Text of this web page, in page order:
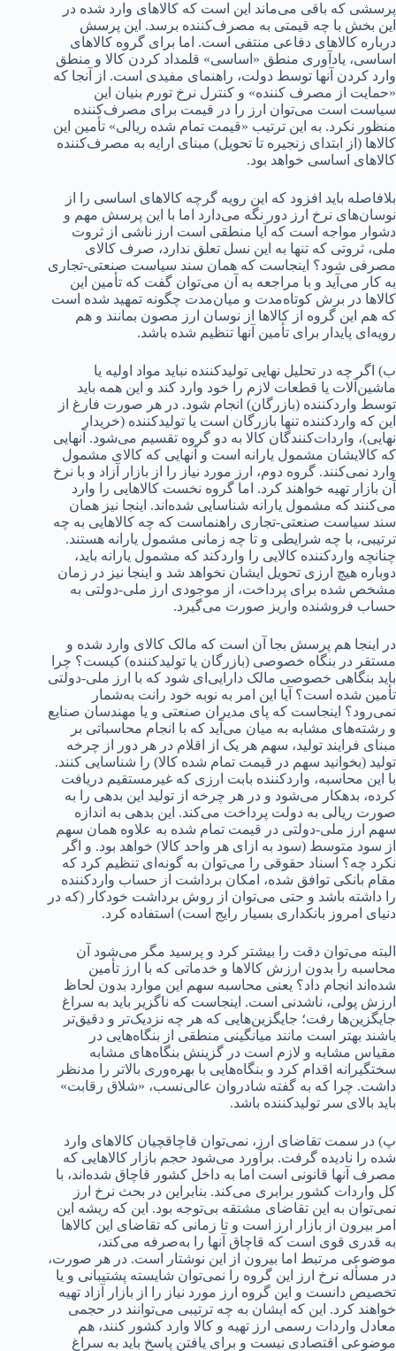
پرسشی که باقی می‌ماند این است که کالاهای وارد شده در
این بخش با چه قیمتی به مصرف‌کننده برسد. این پرسش
درباره کالاهای دفاعی منتفی است. اما برای گروه کالاهای
اساسی، یادآوری منطق «اساسی» قلمداد کردن کالا و منطق
وارد کردن آنها توسط دولت، راهنمای مفیدی است. از آنجا که
«حمایت از مصرف کننده» و کنترل نرخ تورم بنیان این
سیاست است می‌توان ارز را در قیمت برای مصرف‌کننده
منظور نکرد. به این ترتیب «قیمت تمام شده ریالی» تأمین این
کالاها (از ابتدای زنجیره تا تحویل) مبنای ارایه به مصرف‌کننده
کالاهای اساسی خواهد بود.
بلافاصله باید افزود که این رویه گرچه کالاهای اساسی را از
نوسان‌های نرخ ارز دور نگه می‌دارد اما با این پرسش مهم و
دشوار مواجه است که آیا منطقی است ارز ناشی از ثروت
ملی، ثروتی که تنها به این نسل تعلق ندارد، صرف کالای
مصرفی شود؟ اینجاست که همان سند سیاست صنعتی-تجاری
به کار می‌آید و با مراجعه به آن می‌توان گفت که تأمین این
کالاها در برش کوتاه‌مدت و میان‌مدت چگونه تمهید شده است
که هم این گروه از کالاها از نوسان ارز مصون بمانند و هم
رویه‌ای پایدار برای تأمین آنها تنظیم شده باشد.
ب) اگر چه در تحلیل نهایی تولیدکننده نباید مواد اولیه یا
ماشین‌آلات یا قطعات لازم را خود وارد کند و این همه باید
توسط واردکننده (بازرگان) انجام شود. در هر صورت فارغ از
این که واردکننده تنها بازرگان است یا تولیدکننده (خریدار
نهایی)، واردات‌کنندگان کالا به دو گروه تقسیم می‌شود. آنهایی
که کالایشان مشمول یارانه است و آنهایی که کالای مشمول
وارد نمی‌کنند. گروه دوم، ارز مورد نیاز را از بازار آزاد و با نرخ
آن بازار تهیه خواهند کرد. اما گروه نخست کالاهایی را وارد
می‌کنند که مشمول یارانه شناسایی شده‌اند. اینجا نیز همان
سند سیاست صنعتی-تجاری راهنماست که چه کالاهایی به چه
ترتیبی، با چه شرایطی و تا چه زمانی مشمول یارانه هستند.
چنانچه واردکننده کالایی را واردکند که مشمول یارانه باید،
دوباره هیچ ارزی تحویل ایشان نخواهد شد و اینجا نیز در زمان
مشخص شده برای پرداخت، از موجودی ارز ملی-دولتی به
حساب فروشنده واریز صورت می‌گیرد.
در اینجا هم پرسش بجا آن است که مالک کالای وارد شده و
مستقر در بنگاه خصوصی (بازرگان یا تولیدکننده) کیست؟ چرا
باید بنگاهی خصوصی مالک دارایی‌ای شود که با ارز ملی-دولتی
تأمین شده است؟ آیا این امر به نوبه خود رانت به‌شمار
نمی‌رود؟ اینجاست که پای مدیران صنعتی و یا مهندسان صنایع
و رشته‌های مشابه به میان می‌آید که با انجام محاسباتی بر
مبنای فرایند تولید، سهم هر یک از اقلام در هر دور از چرخه
تولید (بخوانید سهم در قیمت تمام شده کالا) را شناسایی کنند.
با این محاسبه، واردکننده بابت ارزی که غیرمستقیم دریافت
کرده، بدهکار می‌شود و در هر چرخه از تولید این بدهی را به
صورت ریالی به دولت پرداخت می‌کند. این بدهی به اندازه
سهم ارز ملی-دولتی در قیمت تمام شده به علاوه همان سهم
از سود متوسط (سود به ازای هر واحد کالا) خواهد بود. و اگر
نکرد چه؟ اسناد حقوقی را می‌توان به گونه‌ای تنظیم کرد که
مقام بانکی توافق شده، امکان برداشت از حساب واردکننده
را داشته باشد و حتی می‌توان از روش برداشت خودکار (که در
دنیای امروز بانکداری بسیار رایج است) استفاده کرد.
البته می‌توان دقت را بیشتر کرد و پرسید مگر می‌شود آن
محاسبه را بدون ارزش کالاها و خدماتی که با ارز تأمین
شده‌اند انجام داد؟ یعنی محاسبه سهم این موارد بدون لحاظ
ارزش پولی، ناشدنی است. اینجاست که ناگزیر باید به سراغ
جایگزین‌ها رفت؛ جایگزین‌هایی که هر چه نزدیک‌تر و دقیق‌تر
باشند بهتر است مانند میانگینی منطقی از بنگاه‌هایی در
مقیاس مشابه و لازم است در گزینش بنگاه‌های مشابه
سختگیرانه اقدام کرد و بنگاه‌هایی با بهره‌وری بالا‌تر را مدنظر
داشت. چرا که به گفته شادروان عالی‌نسب، «شلاق رقابت»
باید بالای سر تولید‌کننده باشد.
پ) در سمت تقاضای ارز، نمی‌توان قاچاقچیان کالاهای وارد
شده را نادیده گرفت. برآورد می‌شود حجم بازار کالاهایی که
مصرف آنها قانونی است اما به داخل کشور قاچاق شده‌اند، با
کل واردات کشور برابری می‌کند. بنابراین در بحث نرخ ارز
نمی‌توان به این تقاضای مشتقه بی‌توجه بود. این که ریشه این
امر بیرون از بازار ارز است و تا زمانی که تقاضای این کالاها
به قدری قوی است که قاچاق آنها را به‌صرفه می‌کند،
موضوعی مرتبط اما بیرون از این نوشتار است. در هر صورت،
در مسأله نرخ ارز این گروه را نمی‌توان شایسته پشتیبانی و یا
تخصیص دانست و این گروه ارز مورد نیاز را از بازار آزاد تهیه
خواهند کرد. این که ایشان به چه ترتیبی می‌توانند در حجمی
معادل واردات رسمی ارز تهیه و کالا وارد کشور کنند، هم
موضوعی اقتصادی نیست و برای یافتن پاسخ باید به سراغ